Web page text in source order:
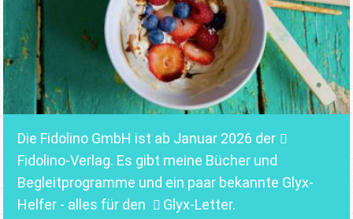
Die Fidolino GmbH ist ab Januar 2026 der
Fidolino-Verlag. Es gibt meine Bücher und
Begleitprogramme und ein paar bekannte Glyx-
Helfer - alles für den
Glyx-Letter.